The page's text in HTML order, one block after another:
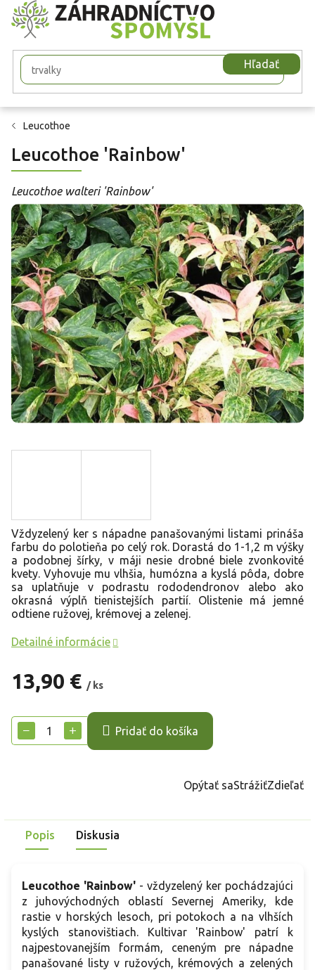
Prejsť
na
obsah
Hľadať
Leucothoe
Leucothoe 'Rainbow'
Leucothoe walteri 'Rainbow'
13,90 € / ks
cena:
+
− Pridať do košíka
Vždyzelený ker s nápadne panašovanými listami prináša
farbu do polotieňa po celý rok. Dorastá do 1-1,2 m výšky
a podobnej šírky, v máji nesie drobné biele zvonkovité
kvety. Vyhovuje mu vlhšia, humózna a kyslá pôda, dobre
sa uplatňuje v podrastu rododendronov alebo ako
okrasná výplň tienistejších partií. Olistenie má jemné
odtiene ružovej, krémovej a zelenej.
Detailné informácie
Opýtať saStrážiťZdieľať
Popis Diskusia
Leucothoe 'Rainbow' - vždyzelený ker pochádzajúci
z juhovýchodných oblastí Severnej Ameriky, kde
rastie v horských lesoch, pri potokoch a na vlhších
kyslých stanovištiach. Kultivar 'Rainbow' patrí k
najpestovanejším formám, ceneným pre nápadne
panašované listy v ružových, krémových a zelených